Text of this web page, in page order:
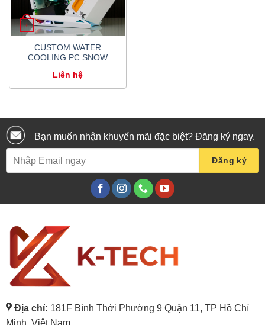
+
CUSTOM WATER
COOLING PC SNOW
GTX 3080
Liên hệ
Bạn muốn nhận khuyến mãi đặc biệt? Đăng ký ngay.
Địa chỉ: 181F Bình Thới Phường 9 Quận 11, TP Hồ Chí
Minh, Việt Nam